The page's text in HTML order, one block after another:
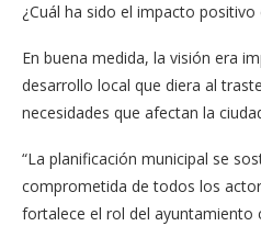
¿Cuál ha sido el impacto
En buena medida, la visión era
desarrollo local que diera al
necesidades que afectan la
“La planificación municipal se
comprometida de todos los
fortalece el rol del